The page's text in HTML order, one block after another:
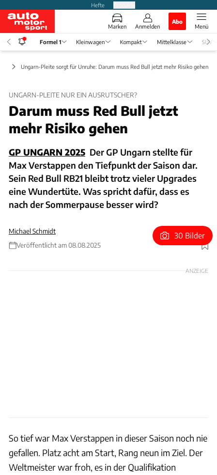
Hefte
Marken Anmelden
Abo
Menü
Formel 1 Kleinwagen Kompakt Mittelklasse SUV
Ungarn-Pleite sorgt für Unruhe: Darum muss Red Bull jetzt mehr Risiko gehen
UNGARN-PLEITE NUR EIN AUSRUTSCHER?
Darum muss Red Bull jetzt
mehr Risiko gehen
GP UNGARN 2025 Der GP Ungarn stellte für
Max Verstappen den Tiefpunkt der Saison dar.
Sein Red Bull RB21 bleibt trotz vieler Upgrades
eine Wundertüte. Was spricht dafür, dass es
nach der Sommerpause besser wird?
Michael Schmidt
Veröffentlicht am 08.08.2025
Foto: xpb
30 Bilder
ANZEIGE
So tief war Max Verstappen in dieser Saison noch nie
gefallen. Platz acht am Start, Rang neun im Ziel. Der
Weltmeister war froh, es in der Qualifikation